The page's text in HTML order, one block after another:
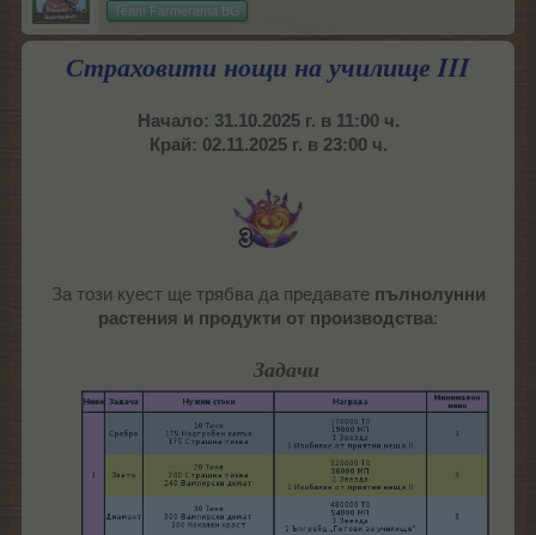
Team Farmerama BG
Страховити нощи на училище III
Начало: 31.10.2025 г. в 11:00 ч.
Край: 02.11.2025 г. в 23:00 ч.
За този куест ще трябва да предавате пълнолунни
растения и продукти от производства:​
Задачи